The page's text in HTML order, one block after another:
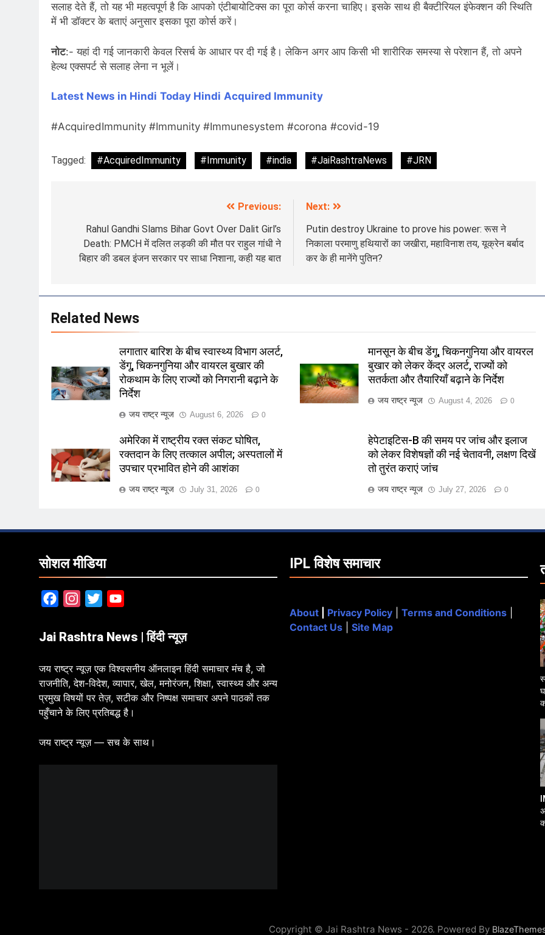
सलाह देते हैं, तो यह भी महत्वपूर्ण है कि आपको एंटीबायोटिक्स का पूरा कोर्स करना चाहिए। इसके साथ ही बैक्टीरियल इंफेक्शन की स्थिति
में भी डॉक्टर के बताएं अनुसार इसका पूरा कोर्स करें।
नोट:- यहां दी गई जानकारी केवल रिसर्च के आधार पर दी गई है। लेकिन अगर आप किसी भी शारीरिक समस्या से परेशान हैं, तो अपने
हेल्थ एक्सपर्ट से सलाह लेना न भूलें।
Latest News in Hindi Today Hindi Acquired Immunity
#AcquiredImmunity #Immunity #Immunesystem #corona #covid-19
Tagged: #AcquiredImmunity #Immunity #india #JaiRashtraNews #JRN
navigation
Previous:
Rahul Gandhi Slams Bihar Govt Over Dalit Girl’s
Death: PMCH में दलित लड़की की मौत पर राहुल गांधी ने
बिहार की डबल इंजन सरकार पर साधा निशाना, कही यह बात
Next:
Putin destroy Ukraine to prove his power: रूस ने
निकाला परमाणु हथियारों का जखीरा, महाविनाश तय, यूक्रेन बर्बाद
कर के ही मानेंगे पुतिन?
Related News
लगातार बारिश के बीच स्वास्थ्य विभाग अलर्ट,
डेंगू, चिकनगुनिया और वायरल बुखार की
रोकथाम के लिए राज्यों को निगरानी बढ़ाने के
निर्देश
जय राष्ट्र न्यूज August 6, 2026 0
मानसून के बीच डेंगू, चिकनगुनिया और वायरल
बुखार को लेकर केंद्र अलर्ट, राज्यों को
सतर्कता और तैयारियाँ बढ़ाने के निर्देश
जय राष्ट्र न्यूज August 4, 2026 0
अमेरिका में राष्ट्रीय रक्त संकट घोषित,
रक्तदान के लिए तत्काल अपील; अस्पतालों में
उपचार प्रभावित होने की आशंका
जय राष्ट्र न्यूज July 31, 2026 0
हेपेटाइटिस-B की समय पर जांच और इलाज
को लेकर विशेषज्ञों की नई चेतावनी, लक्षण दिखें
तो तुरंत कराएं जांच
जय राष्ट्र न्यूज July 27, 2026 0
सोशल मीडिया
FacebookInstagram
Twitter
Jai Rashtra News | हिंदी न्यूज़
जय राष्ट्र न्यूज़ एक विश्वसनीय ऑनलाइन हिंदी समाचार मंच है, जो
राजनीति, देश-विदेश, व्यापार, खेल, मनोरंजन, शिक्षा, स्वास्थ्य और अन्य
प्रमुख विषयों पर तेज़, सटीक और निष्पक्ष समाचार अपने पाठकों तक
पहुँचाने के लिए प्रतिबद्ध है।
जय राष्ट्र न्यूज़ — सच के साथ।
IPL विशेष समाचार
About Privacy Policy Terms and Conditions
Contact Us
Site Map
Copyright © Jai Rashtra News - 2026. Powered By